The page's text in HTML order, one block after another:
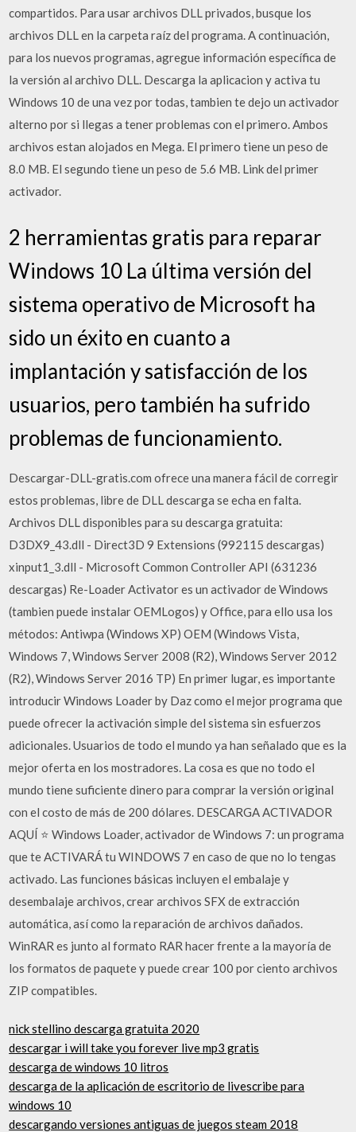
compartidos. Para usar archivos DLL privados, busque los
archivos DLL en la carpeta raíz del programa. A continuación,
para los nuevos programas, agregue información específica de
la versión al archivo DLL. Descarga la aplicacion y activa tu
Windows 10 de una vez por todas, tambien te dejo un activador
alterno por si llegas a tener problemas con el primero. Ambos
archivos estan alojados en Mega. El primero tiene un peso de
8.0 MB. El segundo tiene un peso de 5.6 MB. Link del primer
activador.
2 herramientas gratis para reparar
Windows 10 La última versión del
sistema operativo de Microsoft ha
sido un éxito en cuanto a
implantación y satisfacción de los
usuarios, pero también ha sufrido
problemas de funcionamiento.
Descargar-DLL-gratis.com ofrece una manera fácil de corregir
estos problemas, libre de DLL descarga se echa en falta.
Archivos DLL disponibles para su descarga gratuita:
D3DX9_43.dll - Direct3D 9 Extensions (992115 descargas)
xinput1_3.dll - Microsoft Common Controller API (631236
descargas) Re-Loader Activator es un activador de Windows
(tambien puede instalar OEMLogos) y Office, para ello usa los
métodos: Antiwpa (Windows XP) OEM (Windows Vista,
Windows 7, Windows Server 2008 (R2), Windows Server 2012
(R2), Windows Server 2016 TP) En primer lugar, es importante
introducir Windows Loader by Daz como el mejor programa que
puede ofrecer la activación simple del sistema sin esfuerzos
adicionales. Usuarios de todo el mundo ya han señalado que es la
mejor oferta en los mostradores. La cosa es que no todo el
mundo tiene suficiente dinero para comprar la versión original
con el costo de más de 200 dólares. DESCARGA ACTIVADOR
AQUÍ ⭐ Windows Loader, activador de Windows 7: un programa
que te ACTIVARÁ tu WINDOWS 7 en caso de que no lo tengas
activado. Las funciones básicas incluyen el embalaje y
desembalaje archivos, crear archivos SFX de extracción
automática, así como la reparación de archivos dañados.
WinRAR es junto al formato RAR hacer frente a la mayoría de
los formatos de paquete y puede crear 100 por ciento archivos
ZIP compatibles.
nick stellino descarga gratuita 2020
descargar i will take you forever live mp3 gratis
descarga de windows 10 litros
descarga de la aplicación de escritorio de livescribe para
windows 10
descargando versiones antiguas de juegos steam 2018